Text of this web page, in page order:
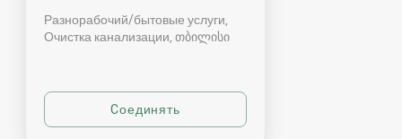
Разнорабочий/бытовые услуги,
Очистка канализации თბილისი